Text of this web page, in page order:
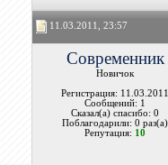
11.03.2011, 23:57
Современник
Новичок
Регистрация: 11.03.2011
Сообщений: 1
Сказал(а) спасибо: 0
Поблагодарили: 0 раз(а)
Репутация: 10